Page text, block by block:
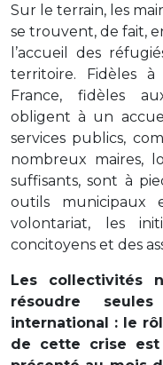
Sur le terrain, les
se trouvent, de fait,
l’accueil des
territoire. Fidèles
France, fidèles
obligent à un
services publics,
nombreux maires,
suffisants, sont à
outils
volontariat, les
concitoyens et des
Les collectivités
résoudre
international : le
de cette crise est